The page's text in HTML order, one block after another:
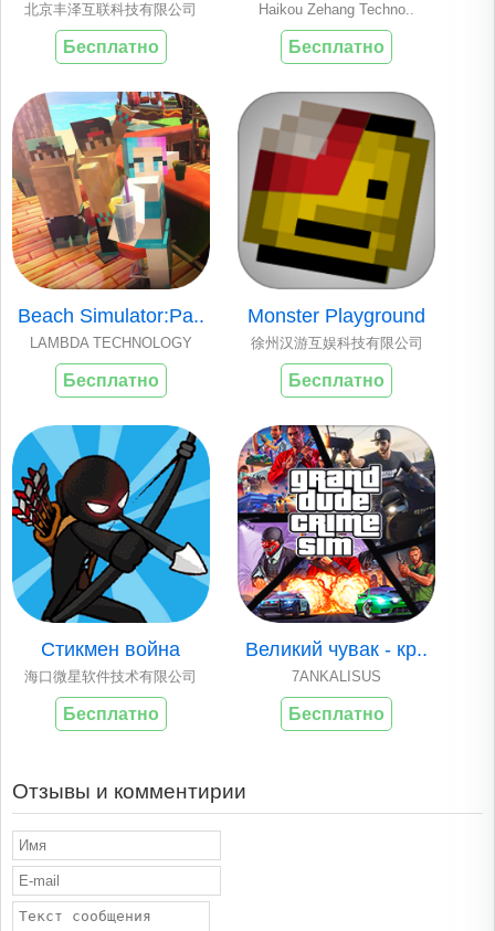
北京丰泽互联科技有限公司
Бесплатно
Haikou Zehang Techno..
Бесплатно
Beach Simulator:Pa..
LAMBDA TECHNOLOGY
Бесплатно
Monster Playground
徐州汉游互娱科技有限公司
Бесплатно
Стикмен война
海口微星软件技术有限公司
Бесплатно
Великий чувак - кр..
7ANKALISUS
Бесплатно
Отзывы и комментирии